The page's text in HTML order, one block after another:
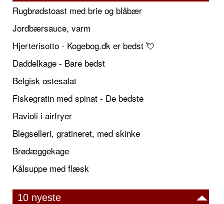
Rugbrødstoast med brie og blåbær
Jordbærsauce, varm
Hjerterisotto - Kogebog.dk er bedst 💘
Daddelkage - Bare bedst
Belgisk ostesalat
Fiskegratin med spinat - De bedste
Ravioli i airfryer
Blegselleri, gratineret, med skinke
Brødæggekage
Kålsuppe med flæsk
10 nyeste